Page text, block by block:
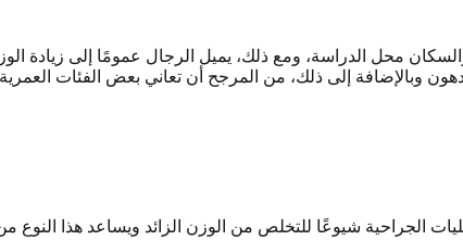
محل الدراسة، ومع ذلك، يميل الرجال عمومًا إلى زيادة
وبالإضافة إلى ذلك، من المرجح أن تعاني بعض الفئات
الجراحية شيوعًا للتخلص من الوزن الزائد ويساعد هذا